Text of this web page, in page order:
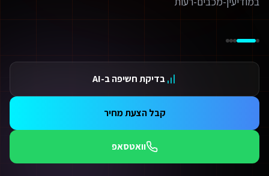
קידום בגוגל AI — שירות קידום בגוגל AI מתקדם
התאמת אתרים ו-SaaS למנועי חיפוש — שירות התאמת אתרים ו-SaaS למנועי חיפוש מתקדם
24/7 תמיכה
האם יש עלויות נוספות מעבר לפיתוח?
העלות כוללת את הפיתוח, העלייה לאוויר וההדרכה. בנוסף יש עלות חודשית של אחסון ותחזוקה (החל מ-250₪/חודש) הכוללת גיבויים, עדכוני אבטחה ותמיכה טכנית. עבור שירותים דיגיטליים ליועצי
מתי כדאי להתחיל את הפרויקט?
בדיקת חשיפה ב-AI
קבל הצעת מחיר
וואטסאפ